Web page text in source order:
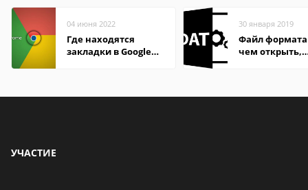
04 июня 2022
Где находятся
закладки в Google
30 января 2019
Файл формата
чем открыть,
УЧАСТИЕ